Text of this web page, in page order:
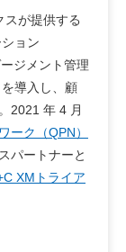
が提供する
ョン
ジメント管理
導入し、顧
2021 年 4 月
ーク（QPN）
パートナーと
XMトライア